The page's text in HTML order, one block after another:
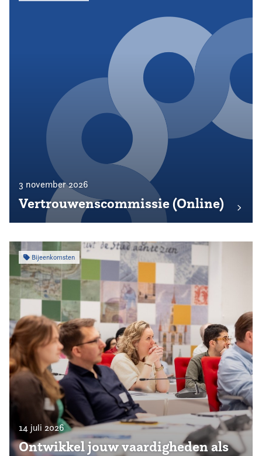
3 november 2026
Vertrouwenscommissie (Online)
Bijeenkomsten
14 juli 2026
Ontwikkel jouw vaardigheden als